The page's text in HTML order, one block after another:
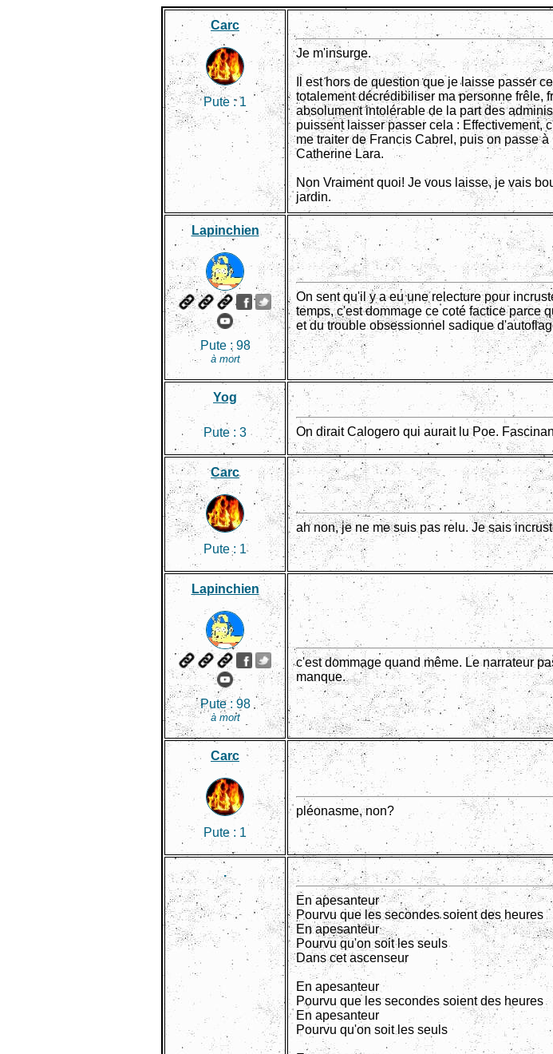
Carc
Pute :1
Je m'insurge.
Il est hors de question que je laisse passer
totalement décrédibiliser ma personne frêle,
absolument intolérable de la part des
puissent laisser passer cela : Effectivement,
me traiter de Francis Cabrel, puis on passe
Catherine Lara.
Non Vraiment quoi! Je vous laisse, je vais
jardin.
Lapinchien
Pute : 98
à mort
On sent qu'il y a eu une relecture pour
temps, c'est dommage ce coté factice parce
et du trouble obsessionnel sadique
Yog
Pute : 3 On dirait Calogero qui aurait lu Poe.
Carc
Pute : 1
ah non, je ne me suis pas relu. Je sais
Lapinchien
Pute :98
à mort
c'est dommage quand même. Le narrateur
manque.
Carc
Pute : 1
pléonasme, non?
.
En apesanteur
Pourvu que les secondes soient des heures
En apesanteur
Pourvu qu'on soit les seuls
Dans cet ascenseur
En apesanteur
Pourvu que les secondes soient des heures
En apesanteur
Pourvu qu'on soit les seuls